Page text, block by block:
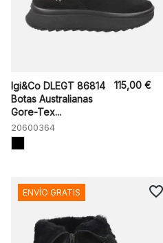
Igi&Co DLEGT 86814
Botas Australianas
Gore-Tex...
20600364
115,00 €
ENVÍO GRATIS favorite_border